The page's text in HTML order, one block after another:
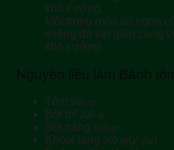
Một trong món ăn ngon
miệng đã tan giòn cùng
khó cưỡng.
Nguyên liệu làm Bánh
Tôm 500 gr
Bột mì 200 gr
Bột năng 100 gr
Khoai lang 300 gr(2 củ)